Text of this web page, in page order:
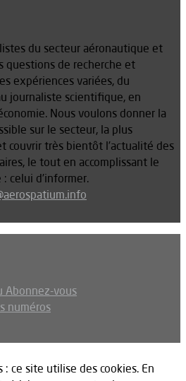
du secteur aéronautique et
questions de recherche et
expériences variées, du
journaliste scientifique, en
Nous voulons donner la
sur le secteur, la plus
couvrir très bientôt l’actualité des
le tout en accomplissant le
celui d’informer.
Abonnez-vous
numéros
ce site utilise des cookies. En